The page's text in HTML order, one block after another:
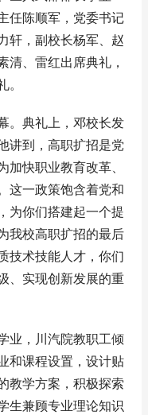
任陈顺军，党委书记
轩，副校长杨军、赵
清、雷红出席典礼，
。典礼上，邓校长发
讲到，高职扩招是党
快职业教育改革、
这一政策饱含着党和
为你们搭建起一个提
我校高职扩招的最后
技术技能人才，你们
、实现创新发展的重
业，川汽院教职工倾
和课程设置，设计贴
教学方案，积极探索
生兼顾专业理论知识